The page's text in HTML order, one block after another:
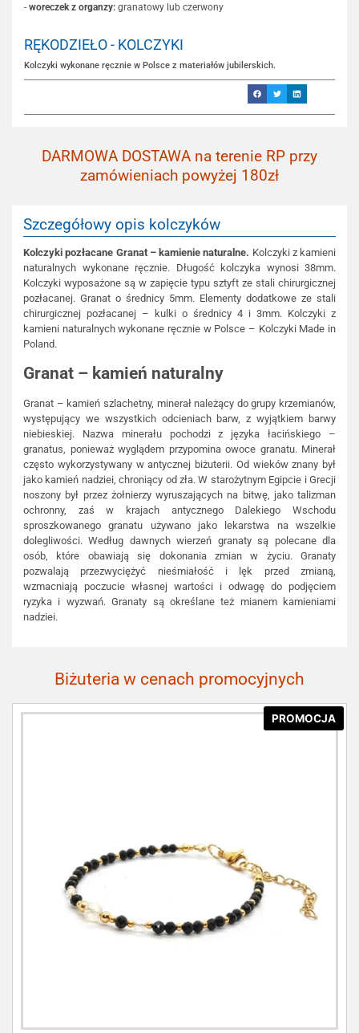
- woreczek z organzy: granatowy lub czerwony
RĘKODZIEŁO - KOLCZYKI
Kolczyki wykonane ręcznie w Polsce z materiałów jubilerskich.
DARMOWA DOSTAWA na terenie RP przy
zamówieniach powyżej 180zł
Szczegółowy opis kolczyków
Kolczyki pozłacane Granat – kamienie naturalne. Kolczyki z kamieni
naturalnych wykonane ręcznie. Długość kolczyka wynosi 38mm.
Kolczyki wyposażone są w zapięcie typu sztyft ze stali chirurgicznej
pozłacanej. Granat o średnicy 5mm. Elementy dodatkowe ze stali
chirurgicznej pozłacanej – kulki o średnicy 4 i 3mm. Kolczyki z
kamieni naturalnych wykonane ręcznie w Polsce – Kolczyki Made in
Poland.
Granat – kamień naturalny
Granat – kamień szlachetny, minerał należący do grupy krzemianów,
występujący we wszystkich odcieniach barw, z wyjątkiem barwy
niebieskiej. Nazwa minerału pochodzi z języka łacińskiego –
granatus, ponieważ wyglądem przypomina owoce granatu. Minerał
często wykorzystywany w antycznej biżuterii. Od wieków znany był
jako kamień nadziei, chroniący od zła. W starożytnym Egipcie i Grecji
noszony był przez żołnierzy wyruszających na bitwę, jako talizman
ochronny, zaś w krajach antycznego Dalekiego Wschodu
sproszkowanego granatu używano jako lekarstwa na wszelkie
dolegliwości. Według dawnych wierzeń granaty są polecane dla
osób, które obawiają się dokonania zmian w życiu. Granaty
pozwalają przezwyciężyć nieśmiałość i lęk przed zmianą,
wzmacniają poczucie własnej wartości i odwagę do podjęciem
ryzyka i wyzwań. Granaty są określane też mianem kamieniami
nadziei.
Biżuteria w cenach promocyjnych
PROMOCJA